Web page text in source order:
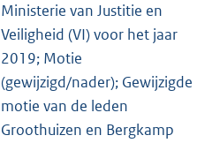
Ministerie van Justitie en
Veiligheid (VI) voor het jaar
2019; Motie
(gewijzigd/nader); Gewijzigde
motie van de leden
Groothuizen en Bergkamp